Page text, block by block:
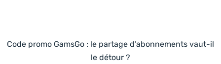
Code promo GamsGo : le partage d’abonnements vaut-il
le détour ?